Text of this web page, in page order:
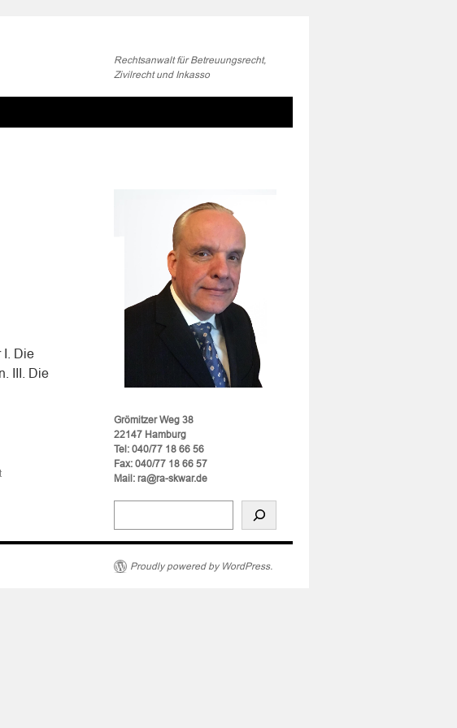
Rechtsanwalt für Betreuungsrecht,
Zivilrecht und Inkasso
I. Die
III. Die
für
wegen
Geschwindigkeitsüberschreitung
Grömitzer Weg 38
22147 Hamburg
Tel: 040/77 18 66 56
Fax: 040/77 18 66 57
Mail: ra@ra-skwar.de
Proudly powered by WordPress.